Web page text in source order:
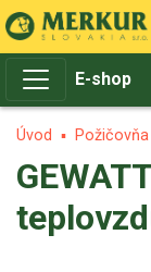
E-shop
Úvod Požičovňa